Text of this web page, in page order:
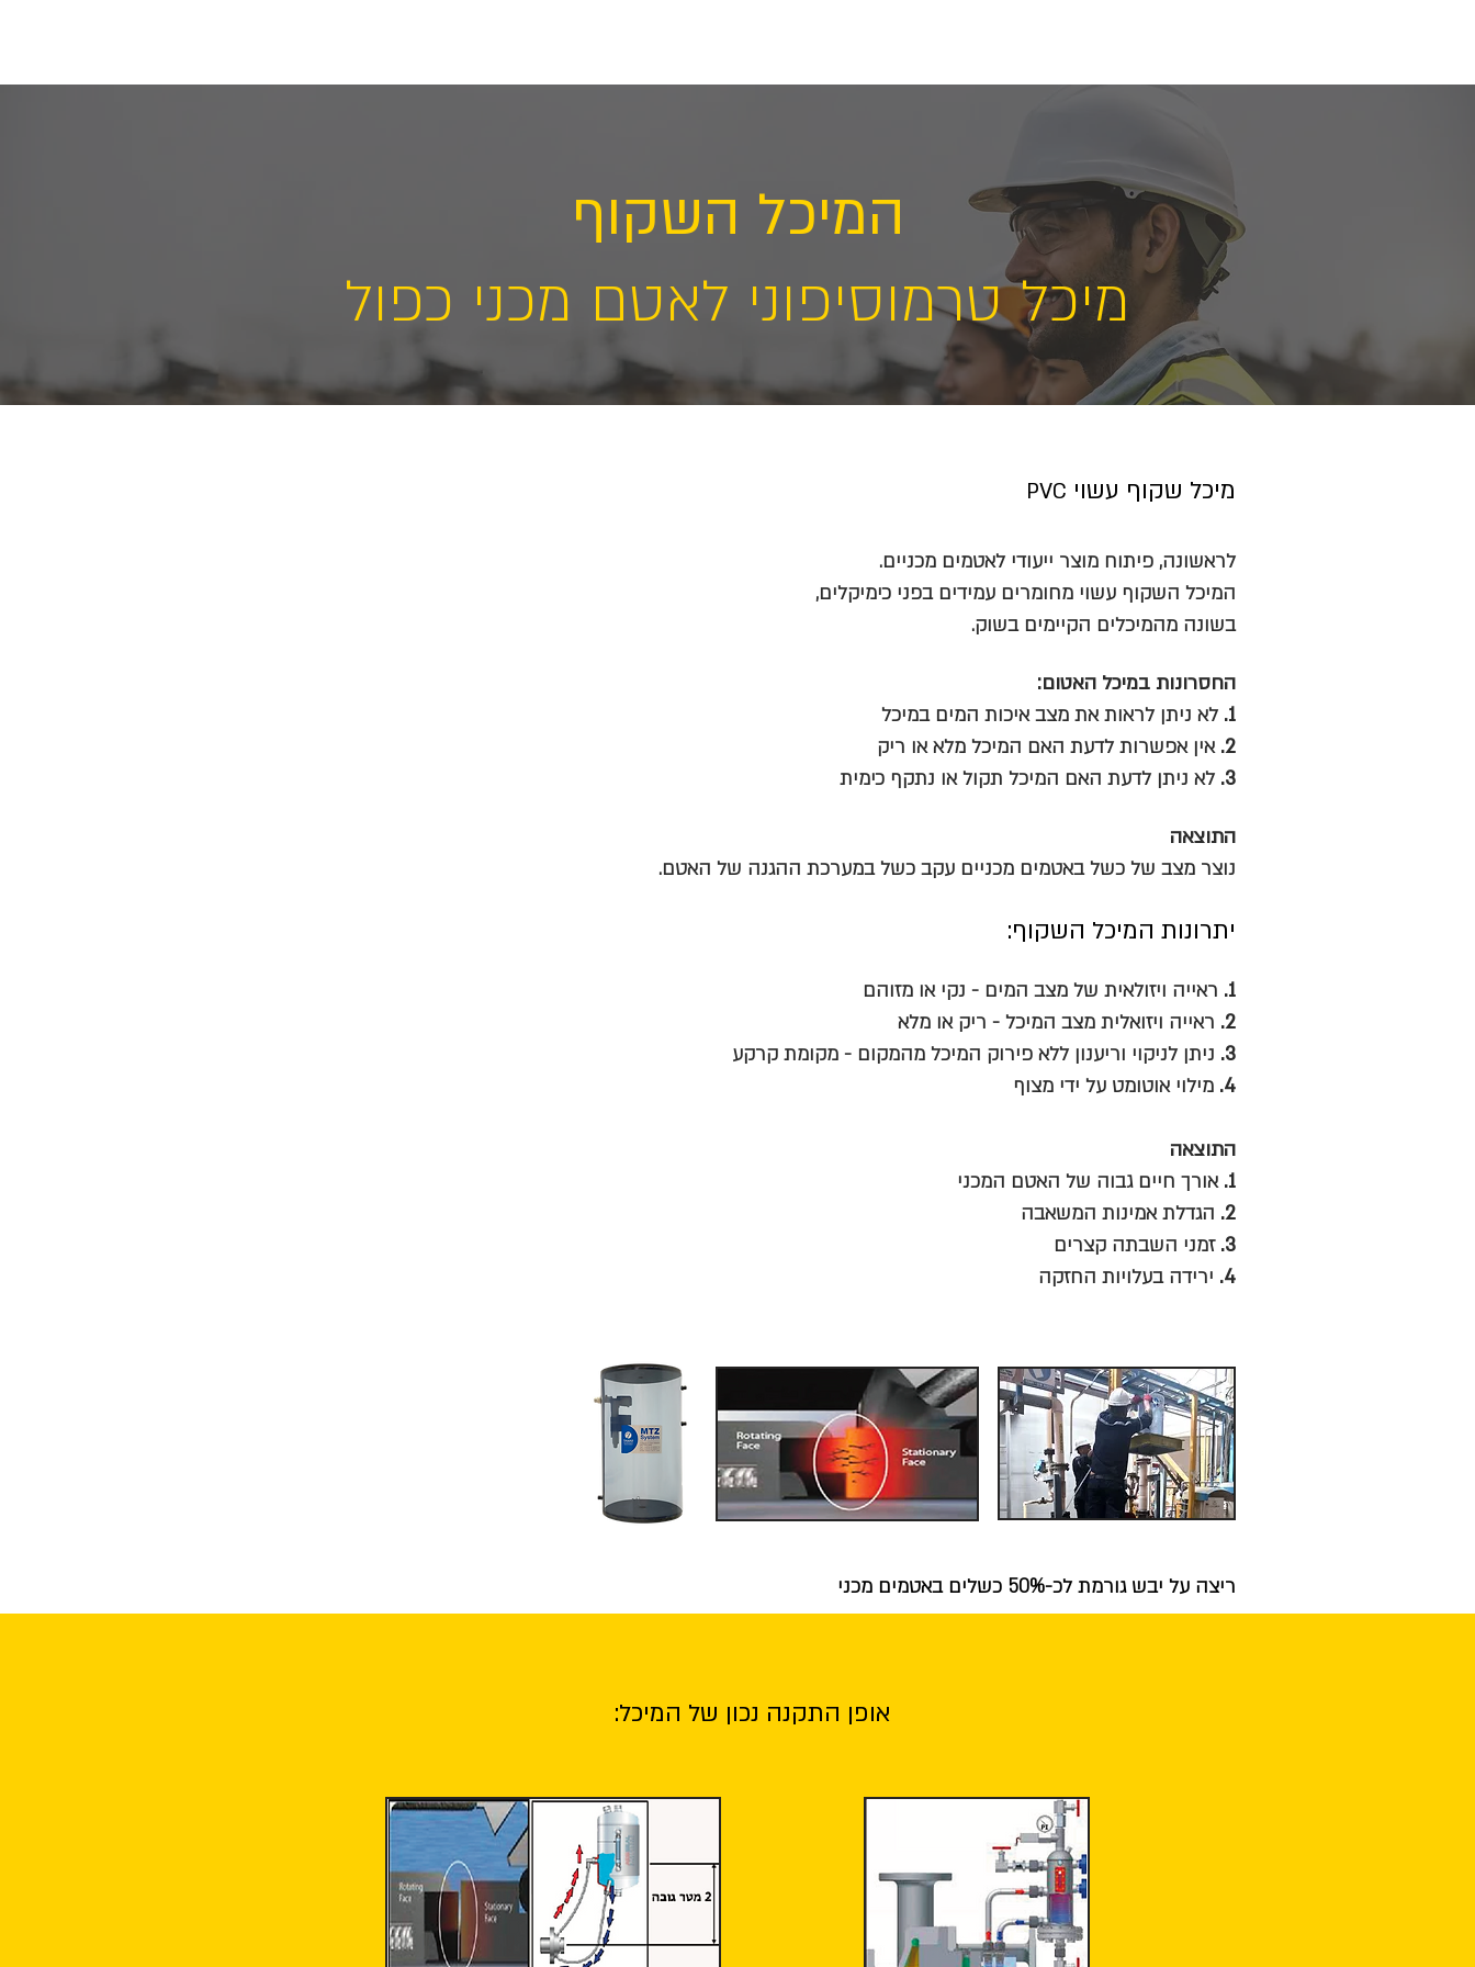
המיכל השקוף
מיכל טרמוסיפוני לאטם מכני כפול
PVC מיכל שקוף עשוי
לראשונה, פיתוח מוצר ייעודי לאטמים מכניים.
המיכל השקוף עשוי מחומרים עמידים בפני כימיקלים,
בשונה מהמיכלים הקיימים בשוק.
החסרונות במיכל האטום:
1. לא ניתן לראות את מצב איכות המים במיכל
2. אין אפשרות לדעת האם המיכל מלא או ריק
3. לא ניתן לדעת האם המיכל תקול או נתקף כימית
התוצאה
נוצר מצב של כשל באטמים מכניים עקב כשל במערכת ההגנה של האטם.
יתרונות המיכל השקוף:
1. ראייה ויזולאית של מצב המים - נקי או מזוהם
2. ראייה ויזואלית מצב המיכל - ריק או מלא
3. ניתן לניקוי וריענון ללא פירוק המיכל מהמקום - מקומת קרקע
4. מילוי אוטומט על ידי מצוף
התוצאה
1. אורך חיים גבוה של האטם המכני
2. הגדלת אמינות המשאבה
3. זמני השבתה קצרים
4. ירידה בעלויות החזקה
ריצה על יבש גורמת לכ-50% כשלים באטמים מכני
:אופן התקנה נכון של המיכל